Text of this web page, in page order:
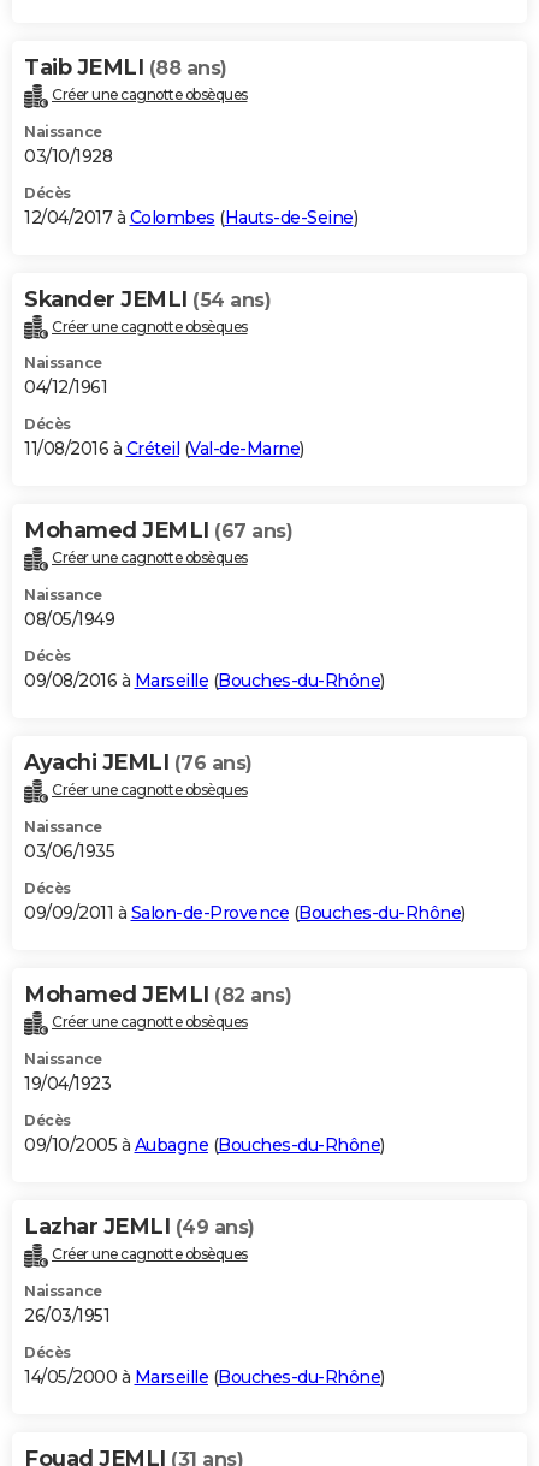
Taib JEMLI (88 ans)
Créer une cagnotte obsèques
Naissance
03/10/1928
Décès
12/04/2017 à Colombes (Hauts-de-Seine)
Skander JEMLI (54 ans)
Créer une cagnotte obsèques
Naissance
04/12/1961
Décès
11/08/2016 à Créteil (Val-de-Marne)
Mohamed JEMLI (67 ans)
Créer une cagnotte obsèques
Naissance
08/05/1949
Décès
09/08/2016 à Marseille (Bouches-du-Rhône)
Ayachi JEMLI (76 ans)
Créer une cagnotte obsèques
Naissance
03/06/1935
Décès
09/09/2011 à Salon-de-Provence (Bouches-du-Rhône)
Mohamed JEMLI (82 ans)
Créer une cagnotte obsèques
Naissance
19/04/1923
Décès
09/10/2005 à Aubagne (Bouches-du-Rhône)
Lazhar JEMLI (49 ans)
Créer une cagnotte obsèques
Naissance
26/03/1951
Décès
14/05/2000 à Marseille (Bouches-du-Rhône)
Fouad JEMLI (31 ans)